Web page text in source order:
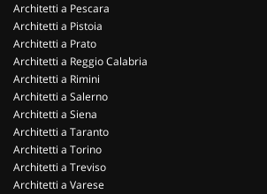
Architetti a Pescara
Architetti a Pistoia
Architetti a Prato
Architetti a Reggio Calabria
Architetti a Rimini
Architetti a Salerno
Architetti a Siena
Architetti a Taranto
Architetti a Torino
Architetti a Treviso
Architetti a Varese